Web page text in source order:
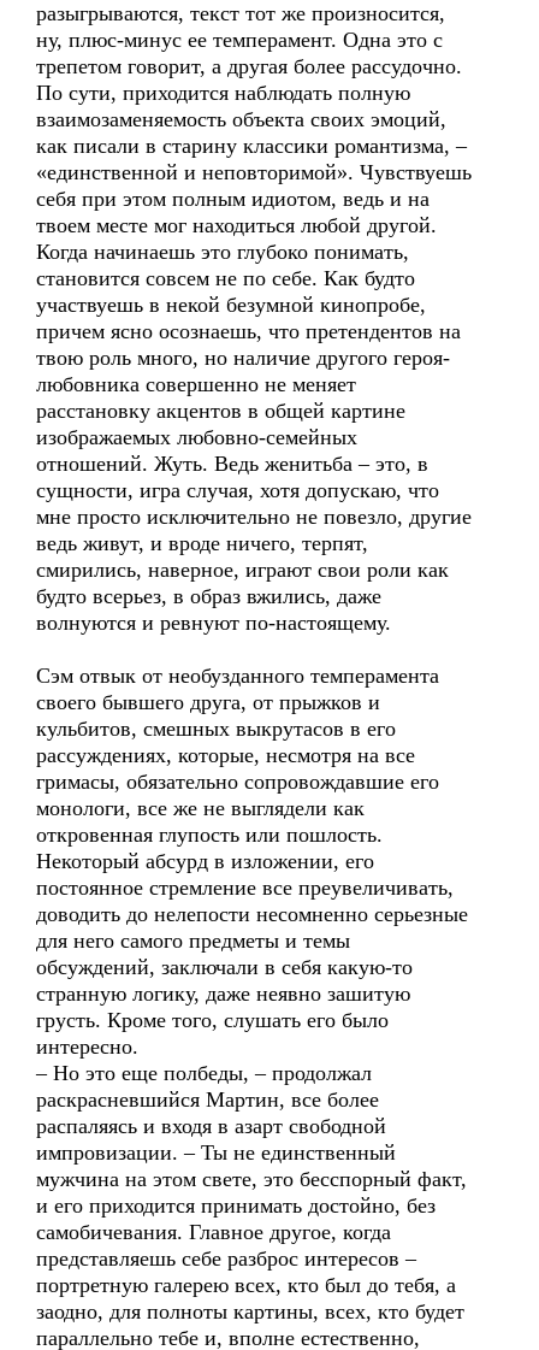
разыгрываются, текст тот же произносится,
ну, плюс-минус ее темперамент. Одна это с
трепетом говорит, а другая более рассудочно.
По сути, приходится наблюдать полную
взаимозаменяемость объекта своих эмоций,
как писали в старину классики романтизма, –
«единственной и неповторимой». Чувствуешь
себя при этом полным идиотом, ведь и на
твоем месте мог находиться любой другой.
Когда начинаешь это глубоко понимать,
становится совсем не по себе. Как будто
участвуешь в некой безумной кинопробе,
причем ясно осознаешь, что претендентов на
твою роль много, но наличие другого героя-
любовника совершенно не меняет
расстановку акцентов в общей картине
изображаемых любовно-семейных
отношений. Жуть. Ведь женитьба – это, в
сущности, игра случая, хотя допускаю, что
мне просто исключительно не повезло, другие
ведь живут, и вроде ничего, терпят,
смирились, наверное, играют свои роли как
будто всерьез, в образ вжились, даже
волнуются и ревнуют по-настоящему.
Сэм отвык от необузданного темперамента
своего бывшего друга, от прыжков и
кульбитов, смешных выкрутасов в его
рассуждениях, которые, несмотря на все
гримасы, обязательно сопровождавшие его
монологи, все же не выглядели как
откровенная глупость или пошлость.
Некоторый абсурд в изложении, его
постоянное стремление все преувеличивать,
доводить до нелепости несомненно серьезные
для него самого предметы и темы
обсуждений, заключали в себя какую-то
странную логику, даже неявно зашитую
грусть. Кроме того, слушать его было
интересно.
– Но это еще полбеды, – продолжал
раскрасневшийся Мартин, все более
распаляясь и входя в азарт свободной
импровизации. – Ты не единственный
мужчина на этом свете, это бесспорный факт,
и его приходится принимать достойно, без
самобичевания. Главное другое, когда
представляешь себе разброс интересов –
портретную галерею всех, кто был до тебя, а
заодно, для полноты картины, всех, кто будет
параллельно тебе и, вполне естественно,